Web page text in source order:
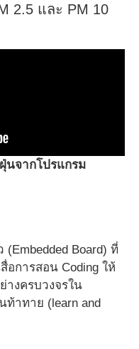
2.5 และ PM 10
นจากโปรแกรม
Board) ที่
การสอน Coding ให้
างครบวงจรใน
ท้าทาย (learn and